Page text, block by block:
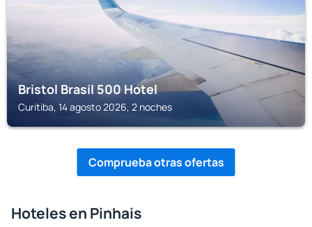
Bristol Brasil 500 Hotel
Curitiba, 14 agosto 2026, 2 noches
Comprueba otras ofertas
Hoteles en Pinhais